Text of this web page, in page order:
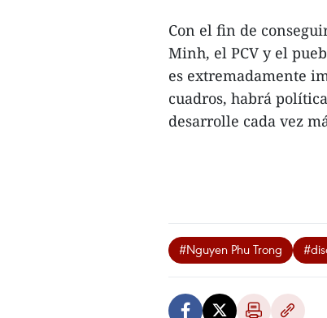
Con el fin de
Minh, el PCV y el
es extremadamente
cuadros, habrá
desarrolle cada vez
#Nguyen Phu Trong